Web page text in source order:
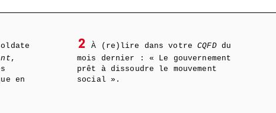
,
en
2 À (re)lire dans votreCQFDdu
mois dernier : « Le gouvernement
prêt à dissoudre le mouvement
social ».